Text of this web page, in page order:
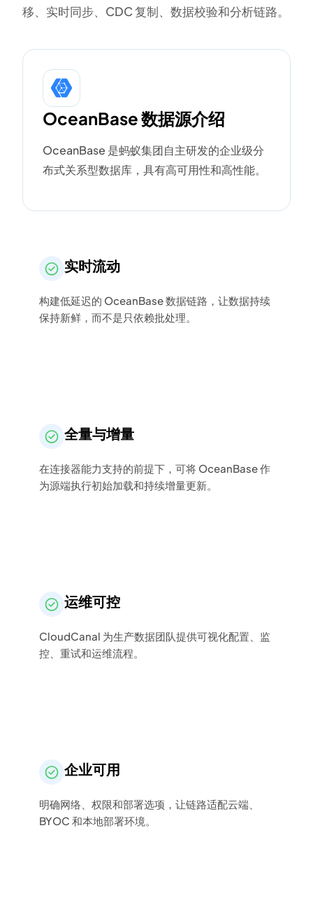
移、实时同步、CDC 复制、数据校验和分析链路。
OceanBase 数据源介绍
OceanBase 是蚂蚁集团自主研发的企业级分
布式关系型数据库，具有高可用性和高性能。
实时流动
构建低延迟的 OceanBase 数据链路，让数据持续
保持新鲜，而不是只依赖批处理。
全量与增量
在连接器能力支持的前提下，可将 OceanBase 作
为源端执行初始加载和持续增量更新。
运维可控
CloudCanal 为生产数据团队提供可视化配置、监
控、重试和运维流程。
企业可用
明确网络、权限和部署选项，让链路适配云端、
BYOC 和本地部署环境。